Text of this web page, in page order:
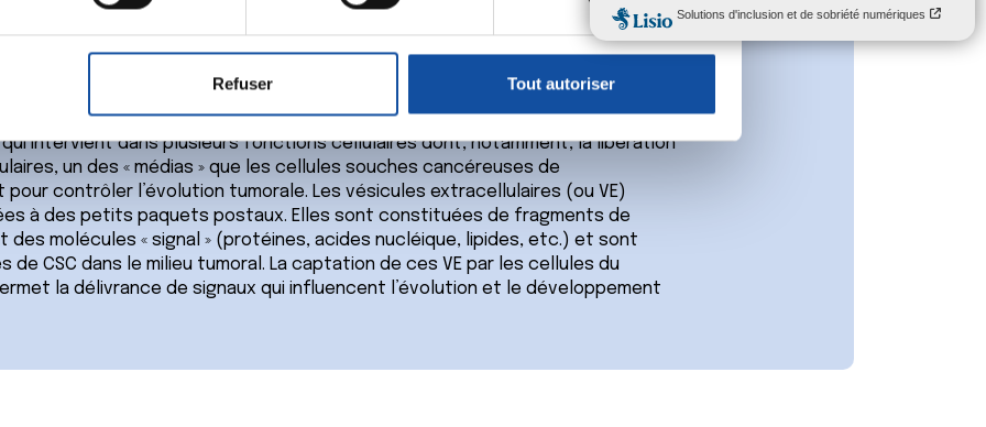
de vos données personnelles et définir vos préférences, reportez-vous à lasection «
ou retirer votre consentement à tout moment à partir de la déclaration sur les cookies.
de publicité et d'analyse, qui peuvent combiner celles-ci avec d'autres informations que
ont collectées lors de votre utilisation de leurs services.
Refuser Tout autoriser
: une pratique du milieu tumoral
qui intervient dans plusieurs fonctions cellulaires dont, notamment, la libération
un des « médias » que les cellules souches cancéreuses de
contrôler l’évolution tumorale. Les vésicules extracellulaires (ou VE)
à des petits paquets postaux. Elles sont constituées de fragments de
des molécules « signal » (protéines, acides nucléique, lipides, etc.) et sont
de CSC dans le milieu tumoral. La captation de ces VE par les cellules du
la délivrance de signaux qui influencent l’évolution et le développement